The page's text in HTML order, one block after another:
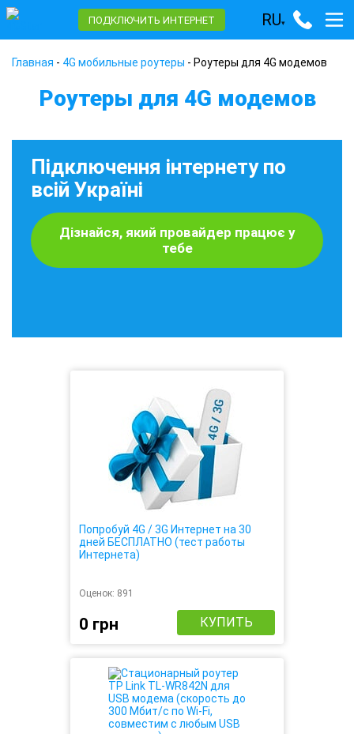
ПОДКЛЮЧИТЬ ИНТЕРНЕТ RU▾
Главная - 4G мобильные роутеры - Роутеры для 4G модемов
Роутеры для 4G модемов
Підключення інтернету по
всій Україні
Дізнайся, який провайдер працює у
тебе
Попробуй 4G / 3G Интернет на 30
дней БЕСПЛАТНО (тест работы
Интернета)
Оценок: 891
0 грн КУПИТЬ